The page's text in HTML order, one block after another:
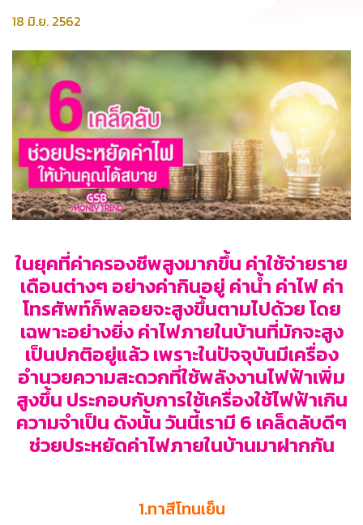
18 มิ.ย. 2562
ในยุคที่ค่าครองชีพสูงมากขึ้น ค่าใช้จ่ายราย
เดือนต่างๆ อย่างค่ากินอยู่ ค่าน้ำ ค่าไฟ ค่า
โทรศัพท์ก็พลอยจะสูงขึ้นตามไปด้วย โดย
เฉพาะอย่างยิ่ง ค่าไฟภายในบ้านที่มักจะสูง
เป็นปกติอยู่แล้ว เพราะในปัจจุบันมีเครื่อง
อำนวยความสะดวกที่ใช้พลังงานไฟฟ้าเพิ่ม
สูงขึ้น ประกอบกับการใช้เครื่องใช้ไฟฟ้าเกิน
ความจำเป็น ดังนั้น วันนี้เรามี 6 เคล็ดลับดีๆ
ช่วยประหยัดค่าไฟภายในบ้านมาฝากกัน
1.ทาสีโทนเย็น